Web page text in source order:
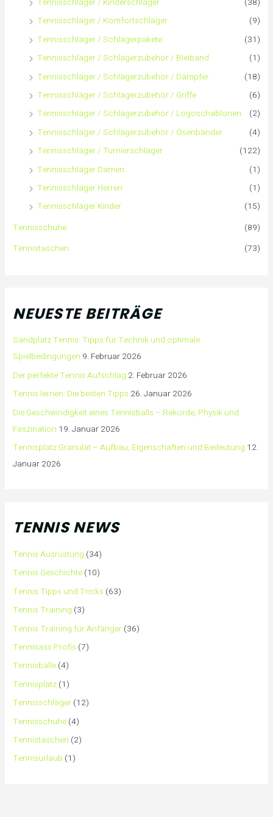
Tennisschläger / Kinderschläger
(38)
Tennisschläger / Komfortschläger
(9)
Tennisschläger / Schlägerpakete
(31)
Tennisschläger / Schlägerzubehör / Bleiband
(1)
Tennisschläger / Schlägerzubehör / Dämpfer
(18)
Tennisschläger / Schlägerzubehör / Griffe
(6)
Tennisschläger / Schlägerzubehör / Logoschablonen
(2)
Tennisschläger / Schlägerzubehör / Ösenbänder
(4)
Tennisschläger / Turnierschläger
(122)
Tennisschläger Damen
(1)
Tennisschläger Herren
(1)
Tennisschläger Kinder
(15)
Tennisschuhe
(89)
Tennistaschen
(73)
NEUESTE BEITRÄGE
Sandplatz Tennis: Tipps für Technik und optimale
Spielbedingungen 9. Februar 2026
Der perfekte Tennis Aufschlag 2. Februar 2026
Tennis lernen: Die besten Tipps 26. Januar 2026
Die Geschwindigkeit eines Tennisballs – Rekorde, Physik und
Faszination 19. Januar 2026
Tennisplatz Granulat – Aufbau, Eigenschaften und Bedeutung 12.
Januar 2026
TENNIS NEWS
Tennis Ausrüstung (34)
Tennis Geschichte (10)
Tennis Tipps und Tricks (63)
Tennis Training (3)
Tennis Training für Anfänger (36)
Tennisass Profis (7)
Tennisbälle (4)
Tennisplatz (1)
Tennisschläger (12)
Tennisschuhe (4)
Tennistaschen (2)
Tennisurlaub (1)